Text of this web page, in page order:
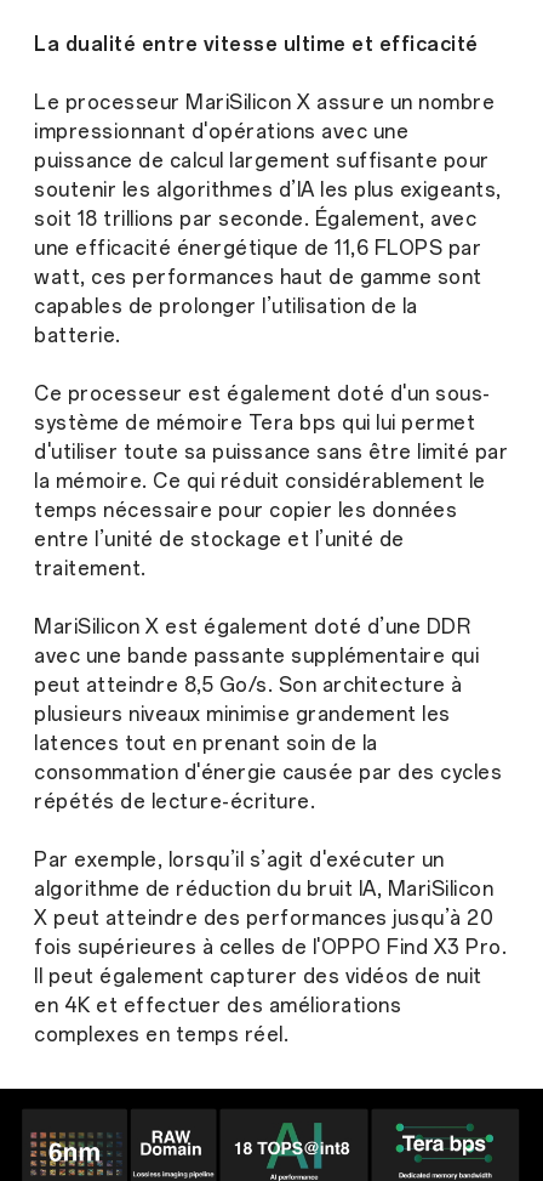
La dualité entre vitesse ultime et efficacité
Le processeur MariSilicon X assure un nombre
impressionnant d'opérations avec une
puissance de calcul largement suffisante pour
soutenir les algorithmes d’IA les plus exigeants,
soit 18 trillions par seconde. Également, avec
une efficacité énergétique de 11,6 FLOPS par
watt, ces performances haut de gamme sont
capables de prolonger l’utilisation de la
batterie.
Ce processeur est également doté d'un sous-
système de mémoire Tera bps qui lui permet
d'utiliser toute sa puissance sans être limité par
la mémoire. Ce qui réduit considérablement le
temps nécessaire pour copier les données
entre l’unité de stockage et l’unité de
traitement.
MariSilicon X est également doté d’une DDR
avec une bande passante supplémentaire qui
peut atteindre 8,5 Go/s. Son architecture à
plusieurs niveaux minimise grandement les
latences tout en prenant soin de la
consommation d'énergie causée par des cycles
répétés de lecture-écriture.
Par exemple, lorsqu’il s’agit d'exécuter un
algorithme de réduction du bruit IA, MariSilicon
X peut atteindre des performances jusqu’à 20
fois supérieures à celles de l'OPPO Find X3 Pro.
Il peut également capturer des vidéos de nuit
en 4K et effectuer des améliorations
complexes en temps réel.